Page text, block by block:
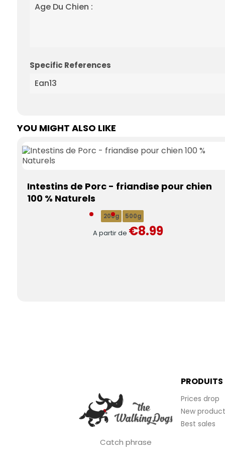
Age Du Chien :
Specific References
Ean13
YOU MIGHT ALSO LIKE
Intestins de Porc - friandise pour chien
100 % Naturels
200g 500g
A partir de €8.99
Catch phrase
PRODUITS
Prices drop
New
Best sales